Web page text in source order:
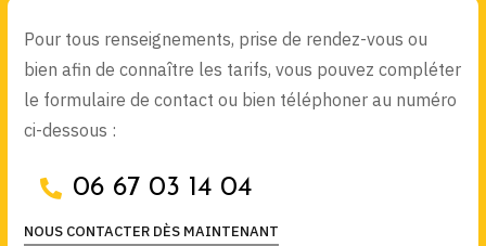
Pour tous renseignements, prise de rendez-vous ou
bien afin de connaître les tarifs, vous pouvez compléter
le formulaire de contact ou bien téléphoner au numéro
ci-dessous :
06 67 03 14 04
NOUS CONTACTER DÈS MAINTENANT